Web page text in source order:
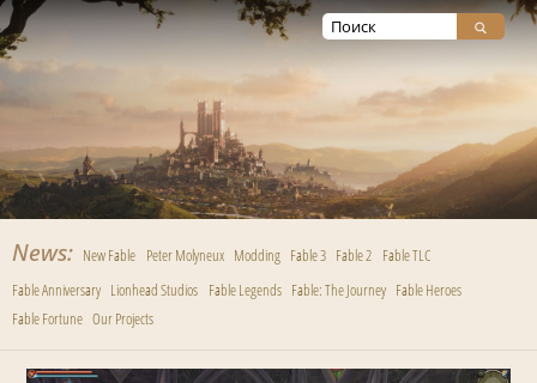
News New Fable Peter Molyneux Modding Fable 3 Fable 2 Fable TLC
Fable Anniversary Lionhead Studios Fable Legends Fable: The Journey Fable Heroes
Fable Fortune Our Projects